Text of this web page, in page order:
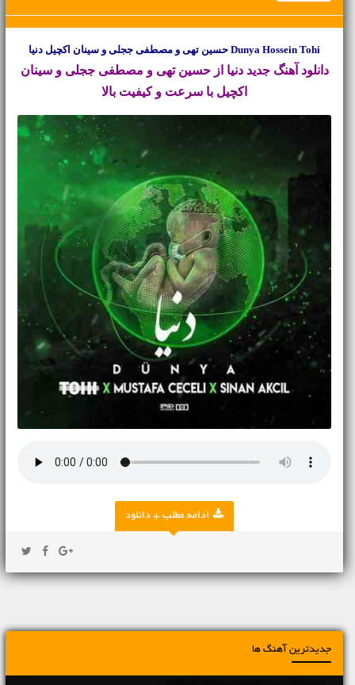
Dunya Hossein Tohi حسین تهی و مصطفی ججلی و سینان اکچیل دنیا
دانلود آهنگ جدید دنیا از حسین تهی و مصطفی ججلی و سینان
اکچیل با سرعت و کیفیت بالا
ادامه مطلب + دانلود
جدیدترین آهنگ ها